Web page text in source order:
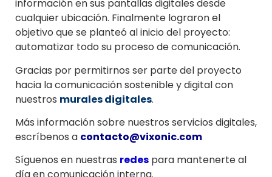
información en sus pantallas digitales desde
cualquier ubicación. Finalmente lograron el
objetivo que se planteó al inicio del proyecto:
automatizar todo su proceso de comunicación.
Gracias por permitirnos ser parte del proyecto
hacia la comunicación sostenible y digital con
nuestros murales digitales.
Más información sobre nuestros servicios digitales,
escríbenos a contacto@vixonic.com
Síguenos en nuestras redes para mantenerte al